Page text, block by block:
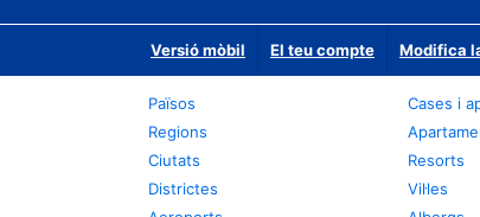
Versió mòbil El teu compte Modifica
Països
Regions
Ciutats
Districtes
Cases i
Resorts
Vil·les